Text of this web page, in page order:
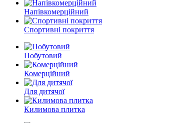
Напівкомерційний
Спортивні покриття
Побутовий
Комерційний
Для дитячої
Килимова плитка